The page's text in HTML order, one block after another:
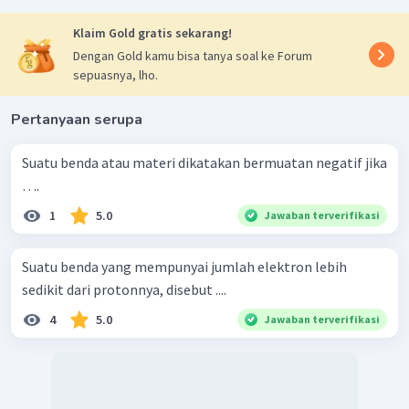
Klaim Gold gratis sekarang!
Dengan Gold kamu bisa tanya soal ke Forum
sepuasnya, lho.
Pertanyaan serupa
Suatu benda atau materi dikatakan bermuatan negatif jika
….
1 5.0 Jawaban terverifikasi
Suatu benda yang mempunyai jumlah elektron lebih
sedikit dari protonnya, disebut ....
4 5.0 Jawaban terverifikasi